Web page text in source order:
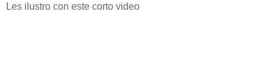
Les ilustro con este corto video